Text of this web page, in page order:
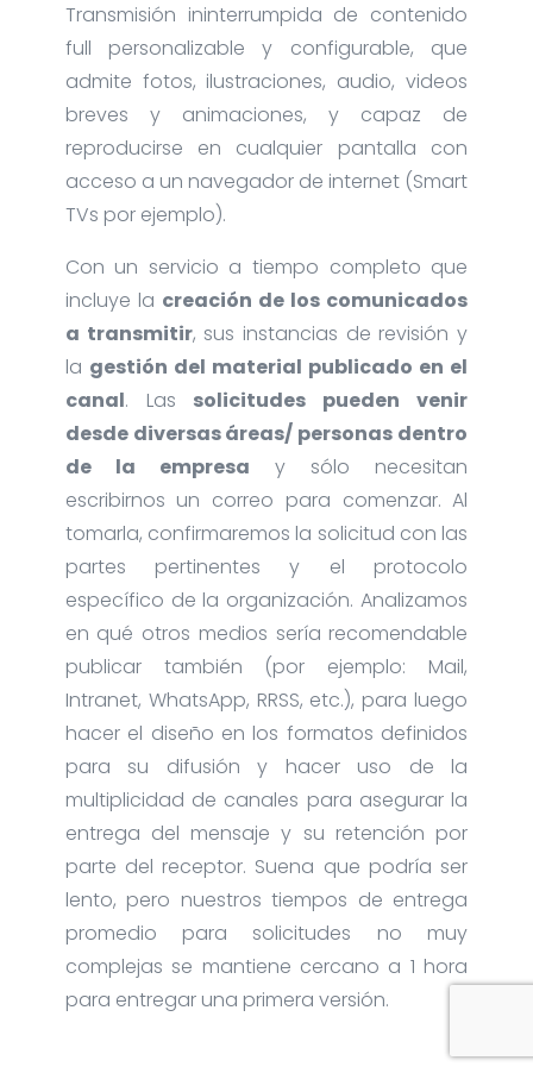
Transmisión ininterrumpida de contenido
full personalizable y configurable, que
admite fotos, ilustraciones, audio, videos
breves y animaciones, y capaz de
reproducirse en cualquier pantalla con
acceso a un navegador de internet (Smart
TVs por ejemplo).
Con un servicio a tiempo completo que
incluye la creación de los comunicados
a transmitir, sus instancias de revisión y
la gestión del material publicado en el
canal. Las solicitudes pueden venir
desde diversas áreas/ personas dentro
de la empresa y sólo necesitan
escribirnos un correo para comenzar. Al
tomarla, confirmaremos la solicitud con las
partes pertinentes y el protocolo
específico de la organización. Analizamos
en qué otros medios sería recomendable
publicar también (por ejemplo: Mail,
Intranet, WhatsApp, RRSS, etc.), para luego
hacer el diseño en los formatos definidos
para su difusión y hacer uso de la
multiplicidad de canales para asegurar la
entrega del mensaje y su retención por
parte del receptor. Suena que podría ser
lento, pero nuestros tiempos de entrega
promedio para solicitudes no muy
complejas se mantiene cercano a 1 hora
para entregar una primera versión.